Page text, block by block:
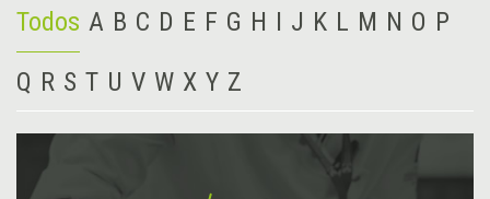
Todos A B C D E F G H I J K L M N O P
Q R S T U V W X Y Z